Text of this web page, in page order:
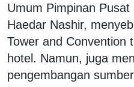
Umum Pimpinan
Haedar Nashir,
Tower and Convention
hotel. Namun, juga
pengembangan